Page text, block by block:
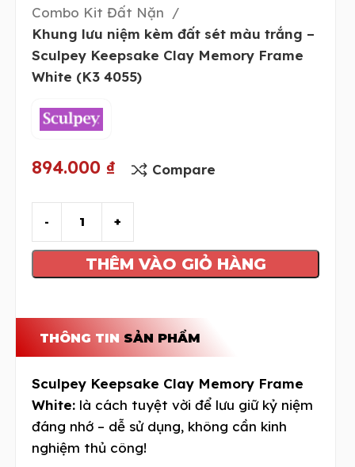
Combo Kit Đất Nặn
Khung lưu niệm kèm đất sét màu trắng –
Sculpey Keepsake Clay Memory Frame
White (K3 4055)
894.000 ₫ Compare
THÊM VÀO GIỎ HÀNG
THÔNG TIN SẢN PHẨM
Sculpey Keepsake Clay Memory Frame
White: là cách tuyệt vời để lưu giữ kỷ niệm
đáng nhớ – dễ sử dụng, không cần kinh
nghiệm thủ công!